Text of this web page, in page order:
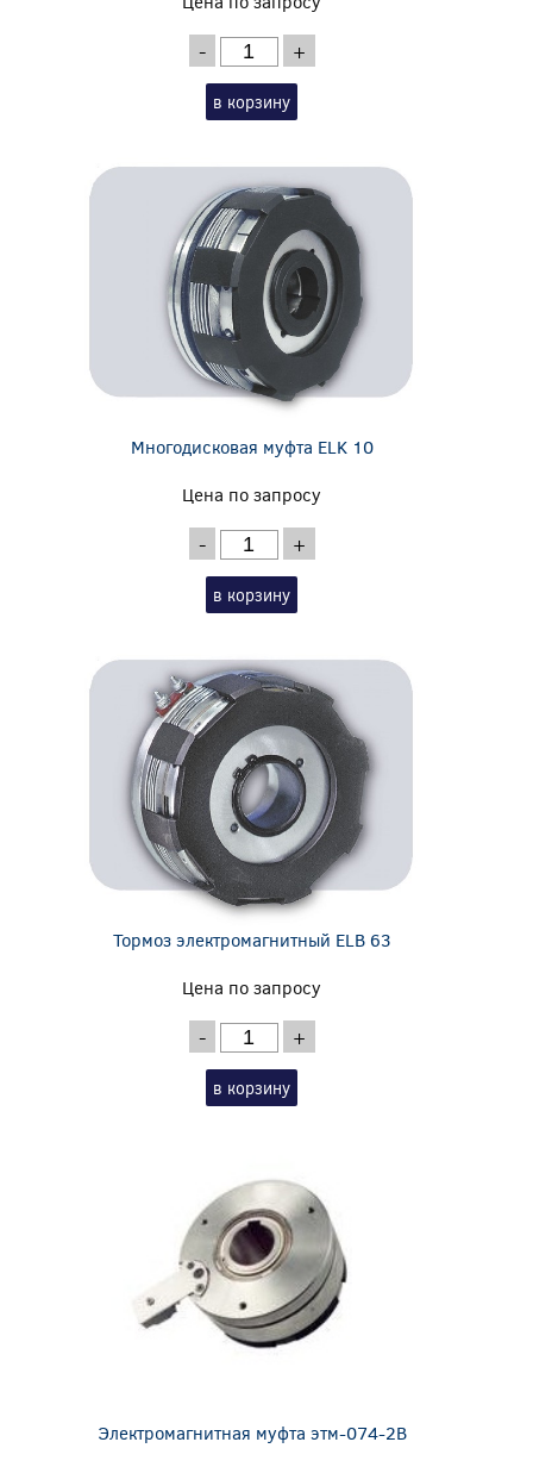
- +
в корзину
Многодисковая муфта ELK 10
Цена по запросу
- +
в корзину
Тормоз электромагнитный ELB 63
Цена по запросу
- +
в корзину
Электромагнитная муфта этм-074-2В